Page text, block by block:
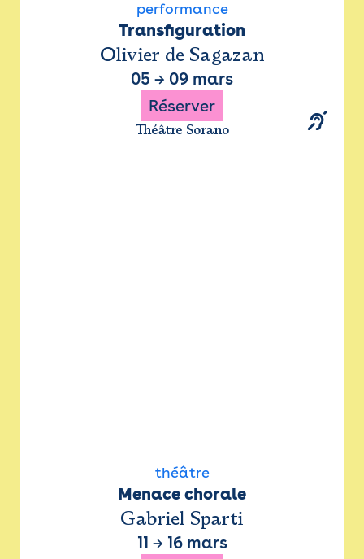
performance
Transfiguration
Olivier de Sagazan
05 → 09 mars
Réserver
Théâtre Sorano
théâtre
Menace chorale
Gabriel Sparti
11 → 16 mars